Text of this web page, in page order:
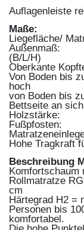
Auflagenleiste
Maße:
Liegefläche/
(B/L/H)
Oberkante
Von Boden bis
hoch
von Boden bis
Bettseite an
Hohe Tragkraft
Beschreibung
Komfortschaum
Rollmatratze
cm
Härtegrad H2 =
Personen bis
komfortabel.